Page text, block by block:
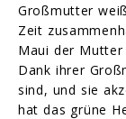
Großmutter
Zeit
Maui der Mutter
Dank ihrer
sind, und sie
hat das grüne